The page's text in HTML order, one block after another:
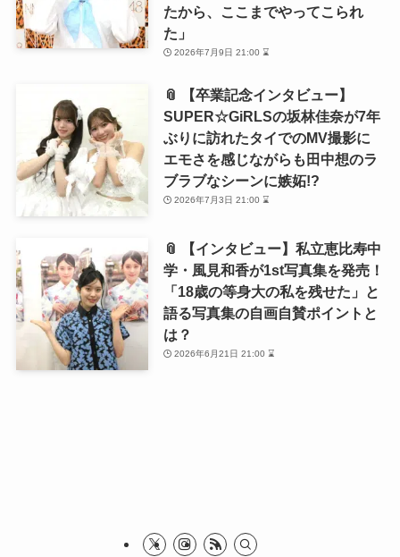
たから、ここまでやってこられ
た」
2026年7月9日 21:00 ⌛
📎 【卒業記念インタビュー】
SUPER☆GiRLSの坂林佳奈が7年
ぶりに訪れたタイでのMV撮影に
エモさを感じながらも田中想のラ
ブラブなシーンに嫉妬!?
2026年7月3日 21:00 ⌛
📎 【インタビュー】私立恵比寿中
学・風見和香が1st写真集を発売！
「18歳の等身大の私を残せた」と
語る写真集の自画自賛ポイントと
は？
2026年6月21日 21:00 ⌛